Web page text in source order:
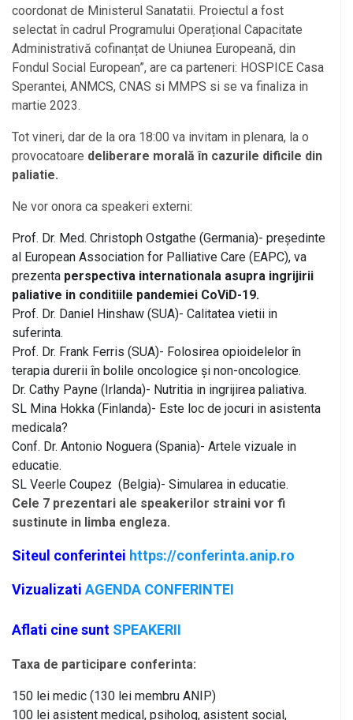
coordonat de Ministerul Sanatatii. Proiectul a fost
selectat în cadrul Programului Operațional Capacitate
Administrativă cofinanțat de Uniunea Europeană, din
Fondul Social European”, are ca parteneri: HOSPICE Casa
Sperantei, ANMCS, CNAS si MMPS si se va finaliza in
martie 2023.
Tot vineri, dar de la ora 18:00 va invitam in plenara, la o
provocatoare deliberare morală în cazurile dificile din
paliatie.
Ne vor onora ca speakeri externi:
Prof. Dr. Med. Christoph Ostgathe (Germania)- președinte
al European Association for Palliative Care (EAPC), va
prezenta perspectiva internationala asupra ingrijirii
paliative in conditiile pandemiei CoViD-19.
Prof. Dr. Daniel Hinshaw (SUA)- Calitatea vietii in
suferinta.
Prof. Dr. Frank Ferris (SUA)- Folosirea opioidelelor în
terapia durerii în bolile oncologice și non-oncologice.
Dr. Cathy Payne (Irlanda)- Nutritia in ingrijirea paliativa.
SL Mina Hokka (Finlanda)- Este loc de jocuri in asistenta
medicala?
Conf. Dr. Antonio Noguera (Spania)- Artele vizuale in
educatie.
SL Veerle Coupez (Belgia)- Simularea in educatie.
Cele 7 prezentari ale speakerilor straini vor fi
sustinute in limba engleza.
Siteul conferintei https://conferinta.anip.ro
Vizualizati AGENDA CONFERINTEI
Aflati cine sunt SPEAKERII
Taxa de participare conferinta:
150 lei medic (130 lei membru ANIP)
100 lei asistent medical, psiholog, asistent social,